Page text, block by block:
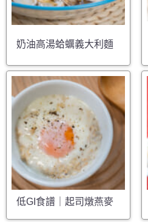
奶油高湯蛤蠣義大利麵
低GI食譜｜起司燉燕麥